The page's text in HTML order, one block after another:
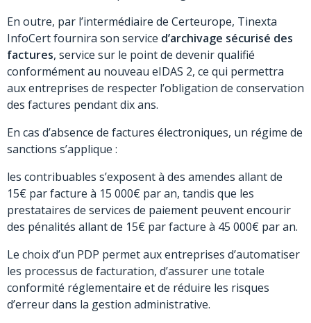
En outre, par l’intermédiaire de Certeurope, Tinexta
InfoCert fournira son service d’archivage sécurisé des
factures, service sur le point de devenir qualifié
conformément au nouveau eIDAS 2, ce qui permettra
aux entreprises de respecter l’obligation de conservation
des factures pendant dix ans.
En cas d’absence de factures électroniques, un régime de
sanctions s’applique :
les contribuables s’exposent à des amendes allant de
15€ par facture à 15 000€ par an, tandis que les
prestataires de services de paiement peuvent encourir
des pénalités allant de 15€ par facture à 45 000€ par an.
Le choix d’un PDP permet aux entreprises d’automatiser
les processus de facturation, d’assurer une totale
conformité réglementaire et de réduire les risques
d’erreur dans la gestion administrative.